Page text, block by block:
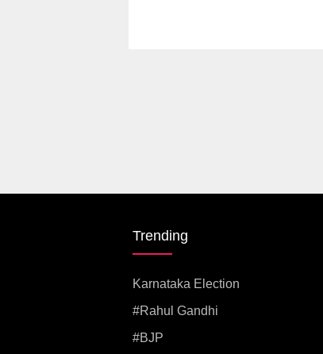
Trending
Karnataka Election
#rahul Gandhi
#BJP